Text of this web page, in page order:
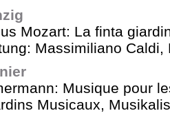
Mozart: La finta
Massimiliano Caldi,
Musique pour
Musicaux,